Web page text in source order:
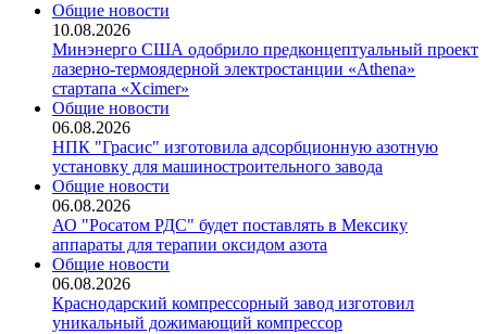
Общие новости
10.08.2026
Минэнерго США одобрило предконцептуальный проект
лазерно-термоядерной электростанции «Athena»
стартапа «Xcimer»
Общие новости
06.08.2026
НПК "Грасис" изготовила адсорбционную азотную
установку для машиностроительного завода
Общие новости
06.08.2026
АО "Росатом РДС" будет поставлять в Мексику
аппараты для терапии оксидом азота
Общие новости
06.08.2026
Краснодарский компрессорный завод изготовил
уникальный дожимающий компрессор